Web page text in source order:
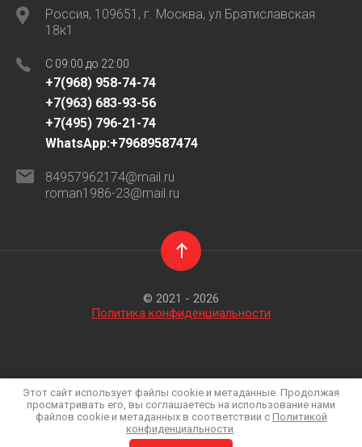
Россия, 109651, г. Москва, ул Братиславская
18к1
C 09:00 до 22:00
+7(968) 958-74-74
+7(963) 683-93-56
+7(495) 796-21-74
WhatsApp:+79689587474
84957962174@mail.ru
roman1986-23@mail.ru
© 2021 - 2026
Политика конфиденциальности
Этот сайт использует файлы cookie и метаданные. Продолжая
просматривать его, вы соглашаетесь на использование нами
файлов cookie и метаданных в соответствии с Политикой
конфиденциальности.